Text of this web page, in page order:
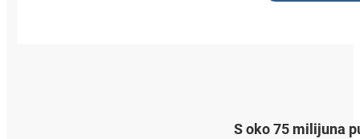
S oko 75 milijuna